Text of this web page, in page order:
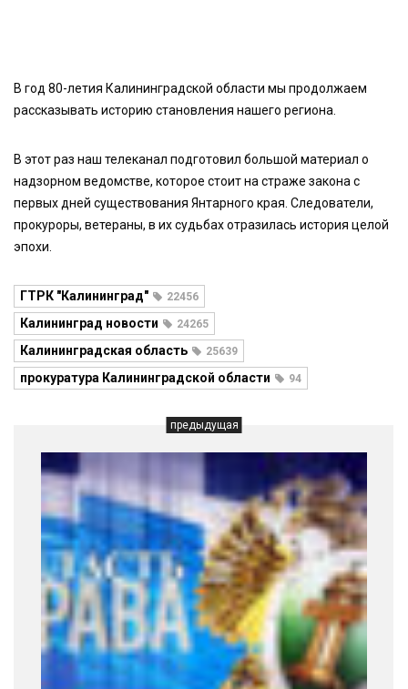
В год 80-летия Калининградской области мы продолжаем
рассказывать историю становления нашего региона.
В этот раз наш телеканал подготовил большой материал о
надзорном ведомстве, которое стоит на страже закона с
первых дней существования Янтарного края. Следователи,
прокуроры, ветераны, в их судьбах отразилась история целой
эпохи.
ГТРК "Калининград" 22456
Калининград новости 24265
Калининградская область 25639
прокуратура Калининградской области 94
предыдущая